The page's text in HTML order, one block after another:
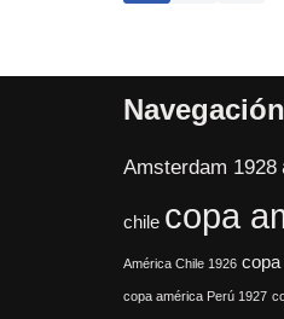
Amsterdam 1928
chile copa
América Chile 1926 copa
copa américa Perú 1927